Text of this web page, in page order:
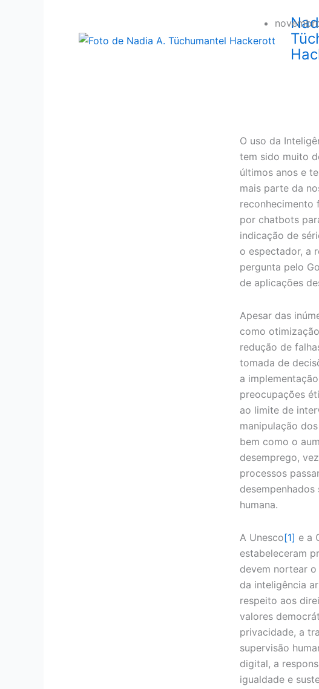
O uso da
tem sido muito
últimos anos e
mais parte da
reconhecimento
por chatbots
indicação de
o espectador, a
pergunta pelo
de aplicações
Apesar das
como
redução de
tomada de
a
preocupações
ao limite de
manipulação
bem como o
desemprego,
processos
humana.
A Unesco[1] e a
estabeleceram
devem nortear
da inteligência
respeito aos
valores
privacidade, a
supervisão
digital, a
igualdade e